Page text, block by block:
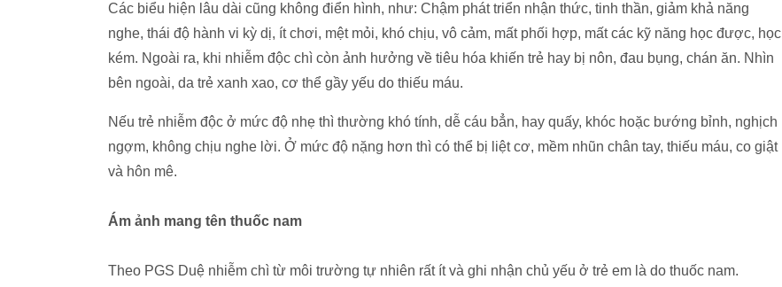
Các biểu hiện lâu dài cũng không điển hình, như: Chậm phát triển nhận thức, tinh thần, giảm khả năng
nghe, thái độ hành vi kỳ dị, ít chơi, mệt mỏi, khó chịu, vô cảm, mất phối hợp, mất các kỹ năng học được, học
kém. Ngoài ra, khi nhiễm độc chì còn ảnh hưởng về tiêu hóa khiến trẻ hay bị nôn, đau bụng, chán ăn. Nhìn
bên ngoài, da trẻ xanh xao, cơ thể gầy yếu do thiếu máu.
Nếu trẻ nhiễm độc ở mức độ nhẹ thì thường khó tính, dễ cáu bẳn, hay quấy, khóc hoặc bướng bỉnh, nghịch
ngợm, không chịu nghe lời. Ở mức độ nặng hơn thì có thể bị liệt cơ, mềm nhũn chân tay, thiếu máu, co giật
và hôn mê.
Ám ảnh mang tên thuốc nam
Theo PGS Duệ nhiễm chì từ môi trường tự nhiên rất ít và ghi nhận chủ yếu ở trẻ em là do thuốc nam.